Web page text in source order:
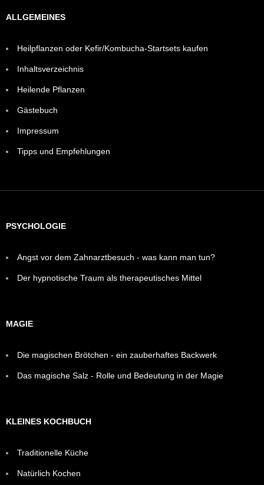
ALLGEMEINES
Heilpflanzen oder Kefir/Kombucha-Startsets kaufen
Inhaltsverzeichnis
Heilende Pflanzen
Gästebuch
Impressum
Tipps und Empfehlungen
PSYCHOLOGIE
Angst vor dem Zahnarztbesuch - was kann man tun?
Der hypnotische Traum als therapeutisches Mittel
MAGIE
Die magischen Brötchen - ein zauberhaftes Backwerk
Das magische Salz - Rolle und Bedeutung in der Magie
KLEINES KOCHBUCH
Traditionelle Küche
Natürlich Kochen